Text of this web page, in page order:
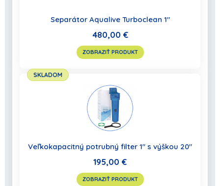
Separátor Aqualive Turboclean 1"
480,00 €
ZOBRAZIŤ PRODUKT
SKLADOM
Veľkokapacitný potrubný filter 1" s výškou 20"
195,00 €
ZOBRAZIŤ PRODUKT